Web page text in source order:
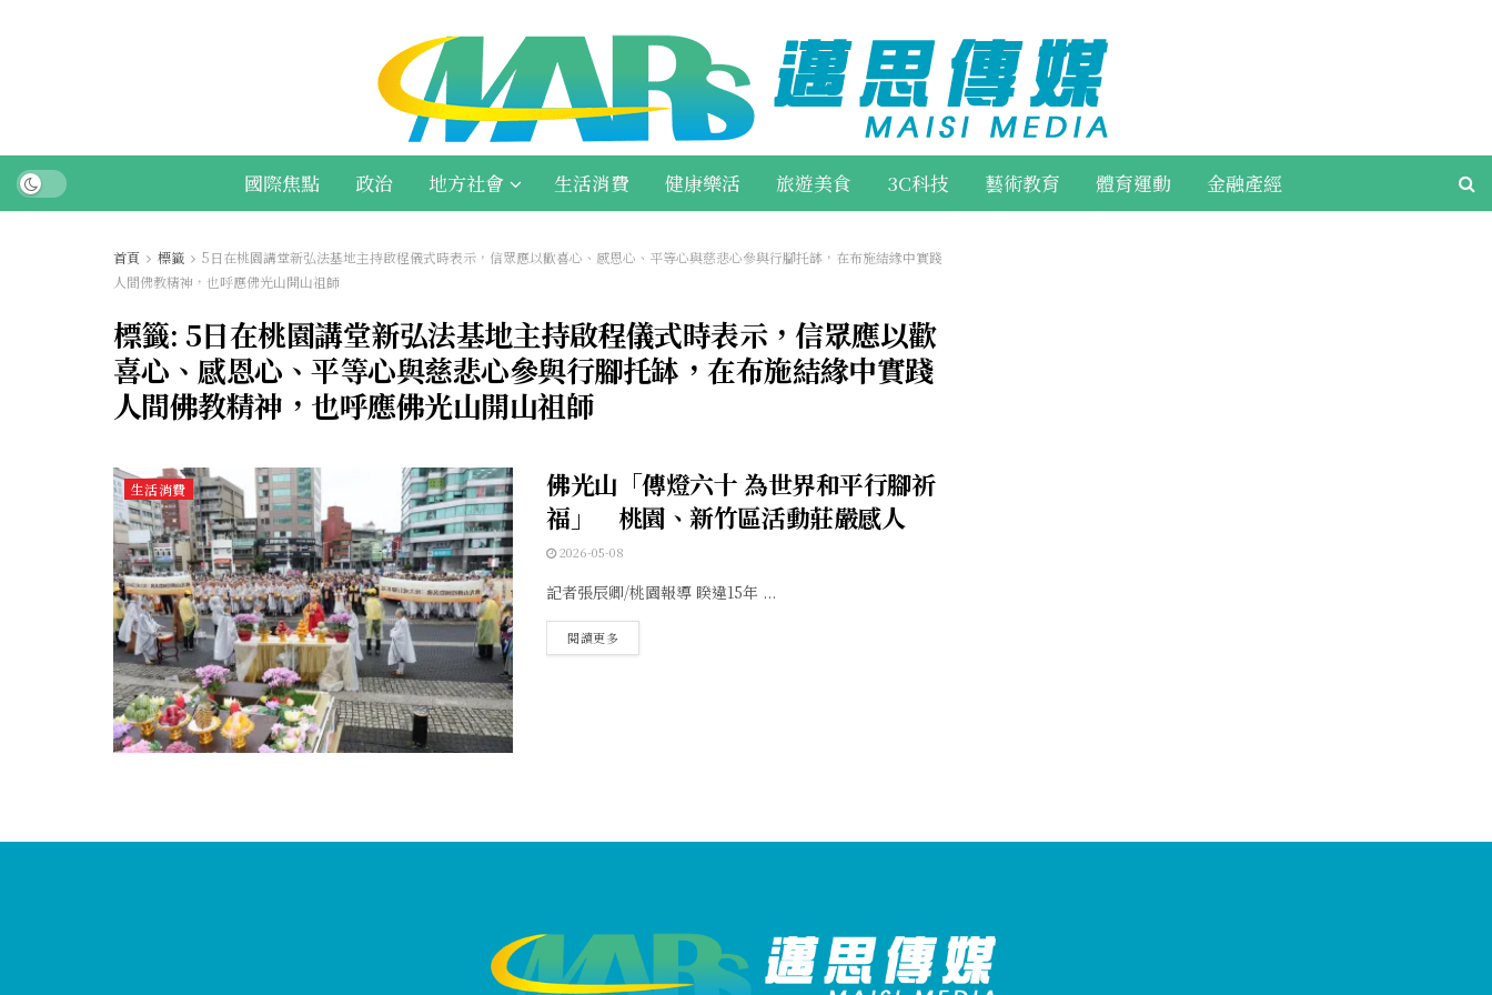
國際焦點 政治 地方社會 生活消費 健康樂活 旅遊美食 3C科技 藝術教育 體育運動 金融產經
首頁 標籤
5日在桃園講堂新弘法基地主持啟程儀式時表示，信眾應以歡喜心、感恩心、平等心與慈悲心參與行腳托缽，在布施結緣中實踐
人間佛教精神，也呼應佛光山開山祖師
標籤: 5日在桃園講堂新弘法基地主持啟程儀式時表示，信眾應以歡
喜心、感恩心、平等心與慈悲心參與行腳托缽，在布施結緣中實踐
人間佛教精神，也呼應佛光山開山祖師
生活消費
佛光山「傳燈六十 為世界和平行腳祈
福」 桃園、新竹區活動莊嚴感人
2026-05-08
記者張辰卿/桃園報導 睽違15年 ...
閱讀更多